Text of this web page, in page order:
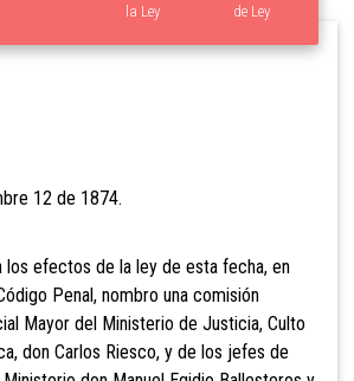
de Ley
la Ley
12 de 1874.
efectos de la ley de esta fecha, en
Penal, nombro una comisión
Mayor del Ministerio de Justicia, Culto
don Carlos Riesco, y de los jefes de